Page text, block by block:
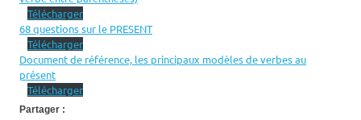
Télécharger
68 questions sur le PRESENT
Télécharger
Document de référence, les principaux modèles de verbes au
présent
Télécharger
Partager :